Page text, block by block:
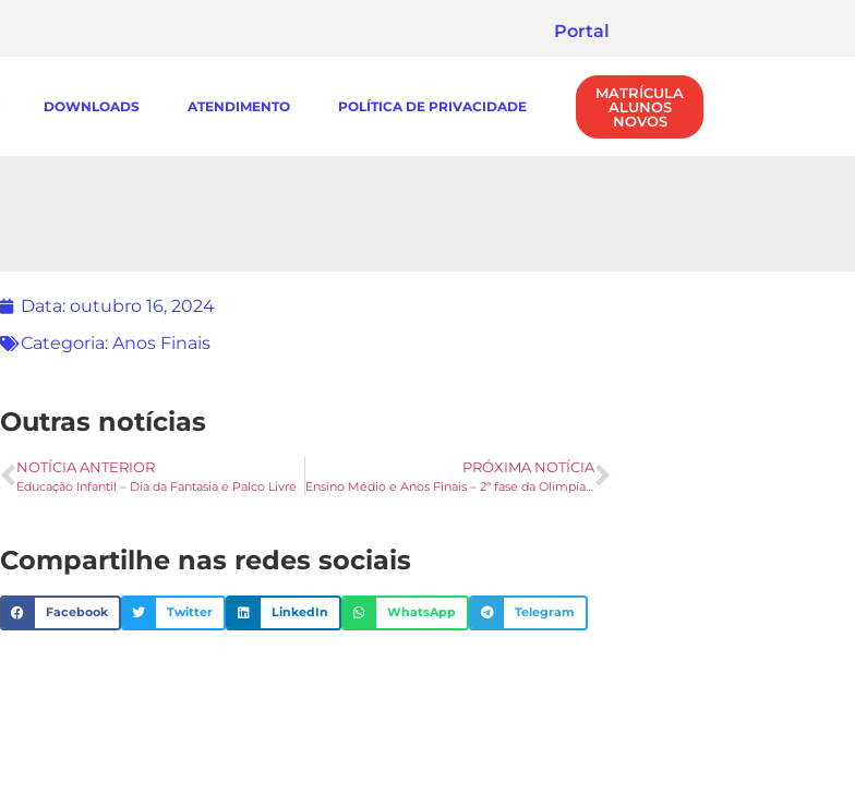
Portal
DOWNLOADS ATENDIMENTO POLÍTICA DE PRIVACIDADE
MATRÍCULA
ALUNOS
NOVOS
Data: outubro 16, 2024
Categoria: Anos Finais
Outras notícias
NOTÍCIA ANTERIOR
Educação Infantil – Dia da Fantasia e Palco Livre
PRÓXIMA NOTÍCIA
Ensino Médio e Anos Finais – 2ª fase da Olimpíada de Matemática – OBMEP
Compartilhe nas redes sociais
Facebook Twitter LinkedIn WhatsApp Telegram